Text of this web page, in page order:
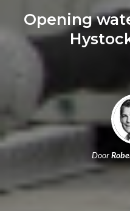
Opening
Door